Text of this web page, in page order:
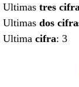
Ultimas tres
Ultimas dos
Ultima cifra: 3